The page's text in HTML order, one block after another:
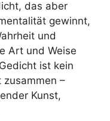
das aber
gewinnt,
und
Art und Weise
ist kein
zusammen –
Kunst,